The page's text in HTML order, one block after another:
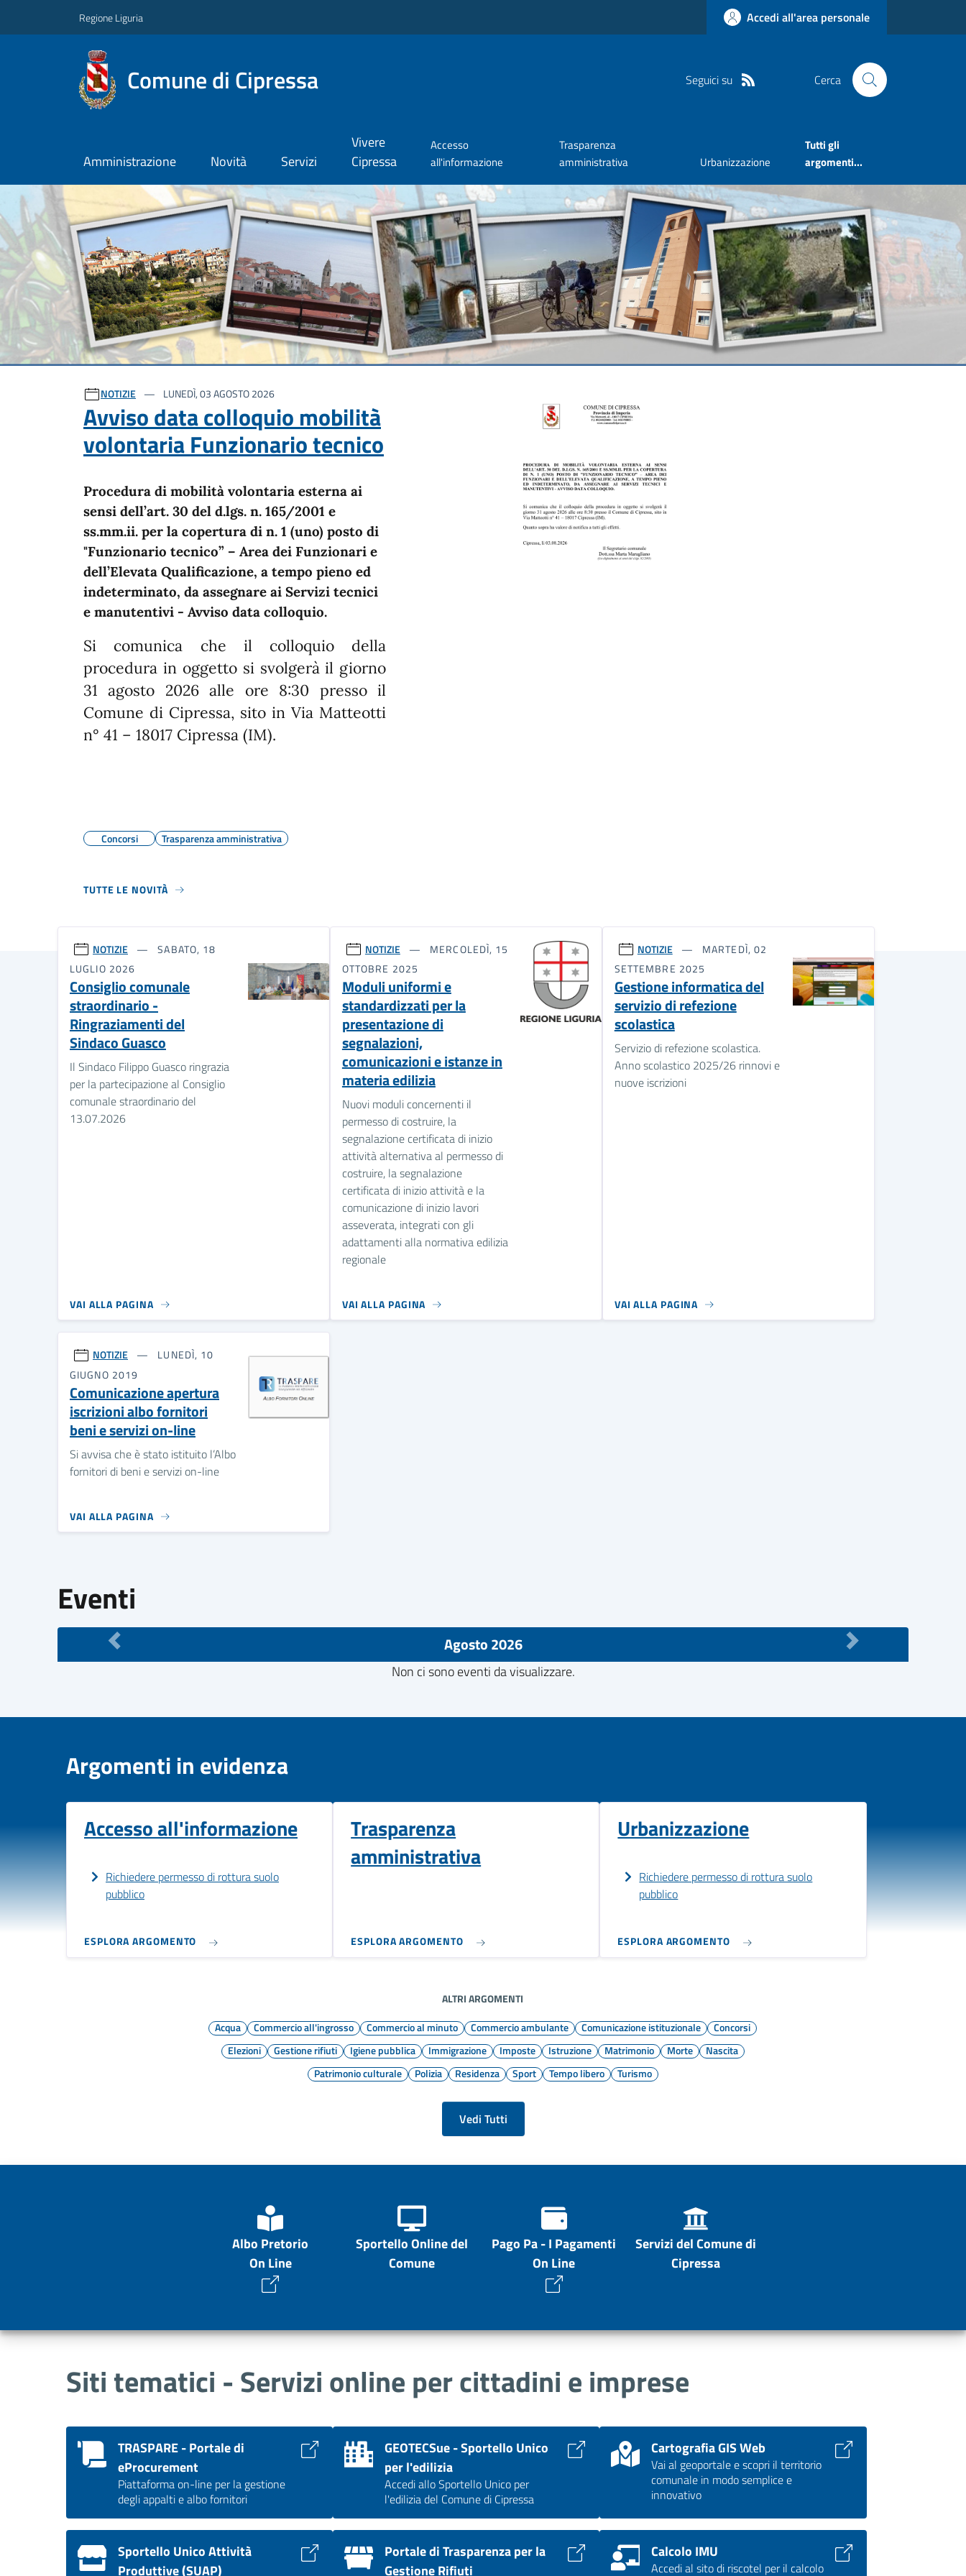
Regione Liguria Accedi all'area personale
Comune di Cipressa Seguici su Cerca
Amministrazione Novità Servizi
Vivere
Cipressa
Accesso
all'informazione
Trasparenza
amministrativa
Urbanizzazione
Tutti gli
argomenti...
Ultime notizie
NOTIZIE LUNEDÌ, 03 AGOSTO 2026
Avviso data colloquio mobilità
volontaria Funzionario tecnico
Procedura di mobilità volontaria esterna ai
sensi dell’art. 30 del d.lgs. n. 165/2001 e
ss.mm.ii. per la copertura di n. 1 (uno) posto di
"Funzionario tecnico” – Area dei Funzionari e
dell’Elevata Qualificazione, a tempo pieno ed
indeterminato, da assegnare ai Servizi tecnici
e manutentivi - Avviso data colloquio.
Si comunica che il colloquio della
procedura in oggetto si svolgerà il giorno
31 agosto 2026 alle ore 8:30 presso il
Comune di Cipressa, sito in Via Matteotti
n° 41 – 18017 Cipressa (IM).
Concorsi Trasparenza amministrativa
TUTTE LE NOVITÀ
NOTIZIE
SABATO, 18
LUGLIO 2026
Consiglio comunale
straordinario -
Ringraziamenti del
Sindaco Guasco
Il Sindaco Filippo Guasco ringrazia
per la partecipazione al Consiglio
comunale straordinario del
13.07.2026
VAI ALLA PAGINA
NOTIZIE
MERCOLEDÌ, 15
OTTOBRE 2025
Moduli uniformi e
standardizzati per la
presentazione di
segnalazioni,
comunicazioni e istanze in
materia edilizia
Nuovi moduli concernenti il
permesso di costruire, la
segnalazione certificata di inizio
attività alternativa al permesso di
costruire, la segnalazione
certificata di inizio attività e la
comunicazione di inizio lavori
asseverata, integrati con gli
adattamenti alla normativa edilizia
regionale
VAI ALLA PAGINA
NOTIZIE
MARTEDÌ, 02
SETTEMBRE 2025
Gestione informatica del
servizio di refezione
scolastica
Servizio di refezione scolastica.
Anno scolastico 2025/26 rinnovi e
nuove iscrizioni
VAI ALLA PAGINA
NOTIZIE
LUNEDÌ, 10
GIUGNO 2019
Comunicazione apertura
iscrizioni albo fornitori
beni e servizi on-line
Si avvisa che è stato istituito l’Albo
fornitori di beni e servizi on-line
VAI ALLA PAGINA
Eventi
Agosto 2026
Non ci sono eventi da visualizzare.
Argomenti in evidenza
Accesso all'informazione
Richiedere permesso di rottura suolo
pubblico
ESPLORA ARGOMENTO
Trasparenza
amministrativa
ESPLORA ARGOMENTO
Urbanizzazione
Richiedere permesso di rottura suolo
pubblico
ESPLORA ARGOMENTO
ALTRI ARGOMENTI
Acqua
Commercio all'ingrosso Commercio al minuto Commercio ambulante Comunicazione istituzionale
Concorsi
Elezioni
Gestione rifiuti Igiene pubblica Immigrazione Imposte Istruzione Matrimonio Morte
Nascita
Patrimonio culturale
Polizia Residenza Sport Tempo libero Turismo
Vedi Tutti
Albo Pretorio
On Line
Sportello Online del
Comune
Pago Pa - I Pagamenti
On Line
Servizi del Comune di
Cipressa
Siti tematici - Servizi online per cittadini e imprese
TRASPARE - Portale di
eProcurement
Piattaforma on-line per la gestione
degli appalti e albo fornitori
GEOTECSue - Sportello Unico
per l'edilizia
Accedi allo Sportello Unico per
l'edilizia del Comune di Cipressa
Cartografia GIS Web
Vai al geoportale e scopri il territorio
comunale in modo semplice e
innovativo
Sportello Unico Attività
Produttive (SUAP)
Portale di Trasparenza per la
Gestione Rifiuti
Calcolo IMU
Accedi al sito di riscotel per il calcolo